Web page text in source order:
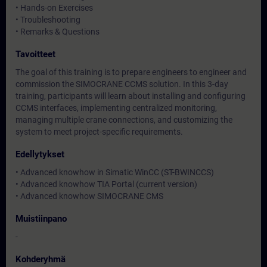
• Hands-on Exercises
• Troubleshooting
• Remarks & Questions
Tavoitteet
The goal of this training is to prepare engineers to engineer and
commission the SIMOCRANE CCMS solution. In this 3-day
training, participants will learn about installing and configuring
CCMS interfaces, implementing centralized monitoring,
managing multiple crane connections, and customizing the
system to meet project-specific requirements.
Edellytykset
• Advanced knowhow in Simatic WinCC (ST-BWINCCS)
• Advanced knowhow TIA Portal (current version)
• Advanced knowhow SIMOCRANE CMS
Muistiinpano
-
Kohderyhmä